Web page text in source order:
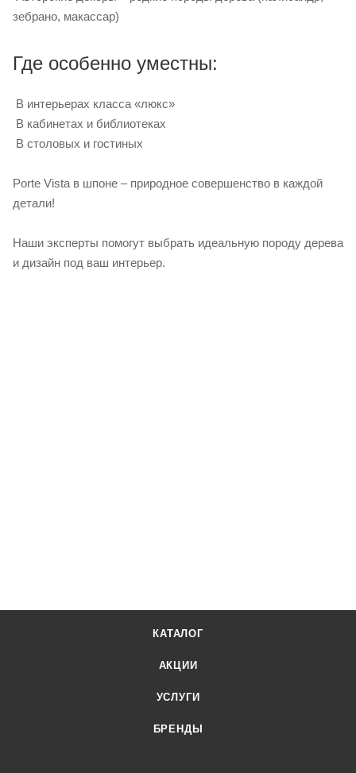
зебрано, макассар)
Где особенно уместны:
В интерьерах класса «люкс»
В кабинетах и библиотеках
В столовых и гостиных
Porte Vista в шпоне – природное совершенство в каждой
детали!
Наши эксперты помогут выбрать идеальную породу дерева
и дизайн под ваш интерьер.
КАТАЛОГ
АКЦИИ
УСЛУГИ
БРЕНДЫ